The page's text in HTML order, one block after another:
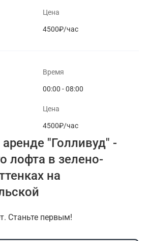
Цена
4500₽/час
Время
00:00 - 08:00
Цена
4500₽/час
"Голливуд" -
лофта в зелено-
на
Станьте первым!